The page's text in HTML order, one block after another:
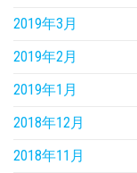
2019年3月
2019年2月
2019年1月
2018年12月
2018年11月